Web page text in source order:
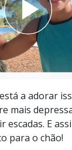
a adorar
mais
escadas. E
para o chão!